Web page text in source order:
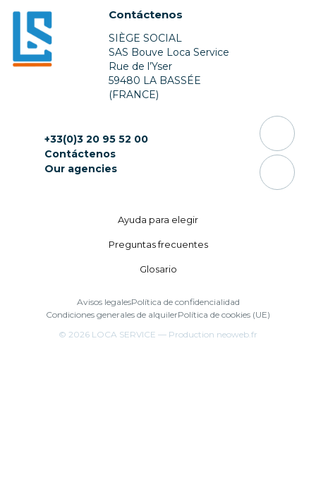
Contáctenos
SIÈGE SOCIAL
SAS Bouve Loca Service
Rue de l’Yser
59480 LA BASSÉE
(FRANCE)
+33(0)3 20 95 52 00
Contáctenos
Our agencies
Ayuda para elegir
Preguntas frecuentes
Glosario
Avisos legalesPolítica de confidencialidad
Condiciones generales de alquilerPolítica de cookies (UE)
© 2026 LOCA SERVICE — Production neoweb.fr